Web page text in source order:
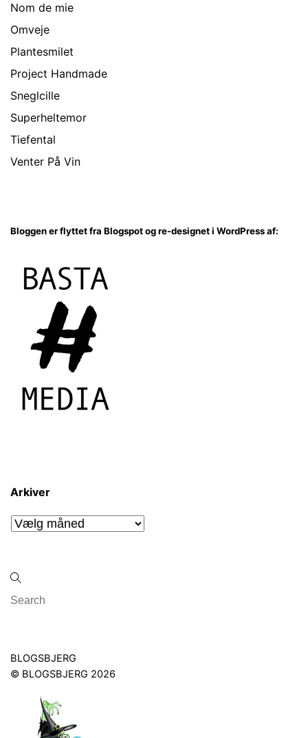
Nom de mie
Omveje
Plantesmilet
Project Handmade
Sneglcille
Superheltemor
Tiefental
Venter På Vin
Bloggen er flyttet fra Blogspot og re-designet i WordPress af:
Arkiver
Arkiver
Back
To
BLOGSBJERG
© BLOGSBJERG 2026